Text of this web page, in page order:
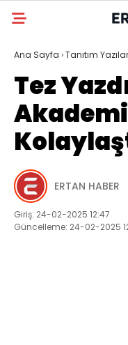
Ana Sayfa ›Tanıtım
Tez
ERTAN HABER
Giriş: 24-02-2025 12:47
Güncelleme: 24-02-2025